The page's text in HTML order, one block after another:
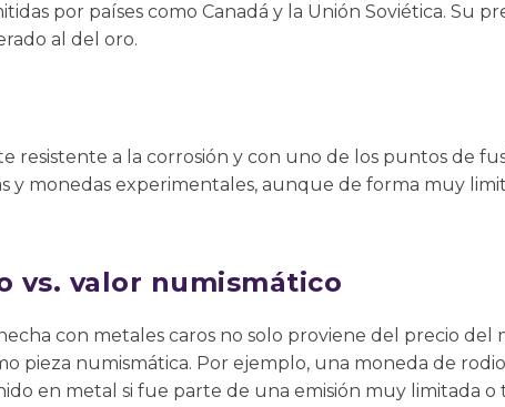
por países como Canadá y la Unión Soviética. Su
al del oro.
resistente a la corrosión y con uno de los puntos de
y monedas experimentales, aunque de forma muy
vs. valor numismático
con metales caros no solo proviene del precio del
pieza numismática. Por ejemplo, una moneda de
en metal si fue parte de una emisión muy limitada o